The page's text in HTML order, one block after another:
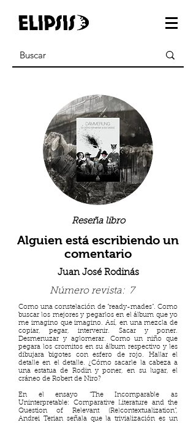
Reseña libro
Alguien está escribiendo un
comentario
Juan José Rodinás
Número revista: 7
Como una constelación de “ready-mades”. Como
buscar los mejores y pegarlos en el álbum que yo
me imagino que imagino. Así, en una mezcla de
copiar, pegar, intervenir. Sacar y poner.
Desmenuzar y aglomerar. Como un niño que
pegara los cromitos en su álbum respectivo y les
dibujara bigotes con esfero de rojo. Hallar el
detalle en el detalle. ¿Cómo sacarle la cabeza a
una estatua de Rodin y poner, en su lugar, el
cráneo de Robert de Niro?
En el ensayo “The Incomparable as
Uninterpretable: Comparative Literature and the
Question of Relevant (Re)contextualization”,
Andrei Terian señala que la trivialización es un